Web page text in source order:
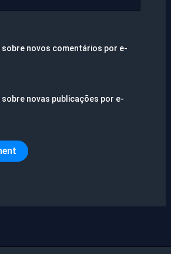
novos comentários por e-
novas publicações por e-